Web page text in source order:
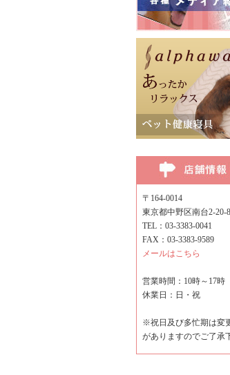
〒164-0014
東京都中野区南台2-20-8
TEL：03-3383-0041
FAX：03-3383-9589
メールはこちら
営業時間：10時～17時
休業日：日・祝
※祝日及び多忙期は変
がありますのでご了承